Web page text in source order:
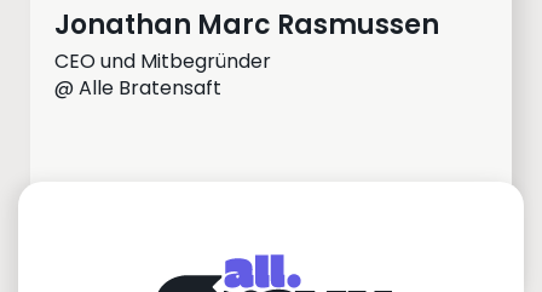
Jonathan Marc Rasmussen
CEO und Mitbegründer
@ Alle Bratensaft